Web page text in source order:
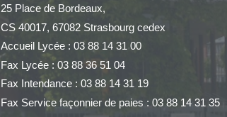
25 Place de Bordeaux,
CS 40017, 67082 Strasbourg cedex
Accueil Lycée : 03 88 14 31 00
Fax Lycée : 03 88 36 51 04
Fax Intendance : 03 88 14 31 19
Fax Service façonnier de paies : 03 88 14 31 35